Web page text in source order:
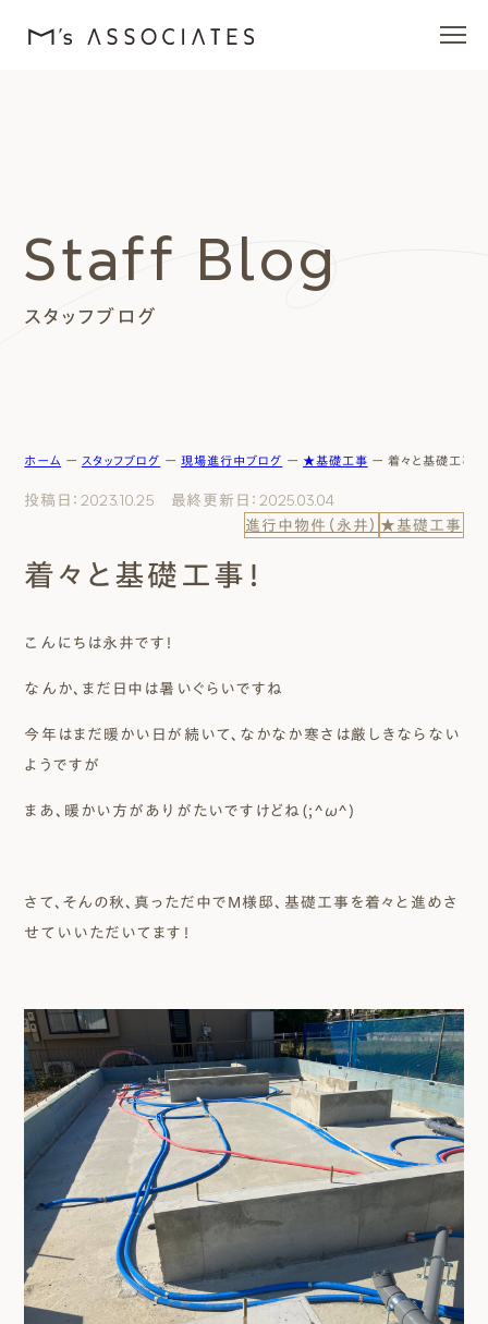
エムズを愛する人たち
施工事例
エムズのこと
0120-40-6613
モデルハウスを見る
ファーストプランを試す
スタッフブログ
Staff Blog
ホーム ー スタッフブログ ー 現場進行中ブログ ー ★基礎工事 ー着々と基礎工事！
投稿日：2023.10.25 最終更新日：2025.03.04
進行中物件（永井） ★基礎工事
着々と基礎工事！
こんにちは永井です！
なんか、まだ日中は暑いぐらいですね
今年はまだ暖かい日が続いて、なかなか寒さは厳しきならない
ようですが
まあ、暖かい方がありがたいですけどね(;^ω^)
さて、そんの秋、真っただ中でM様邸、基礎工事を着々と進めさ
せていいただいてます！